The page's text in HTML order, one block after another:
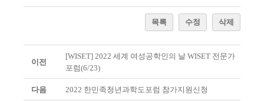
목록 수정 삭제
이전
[WISET] 2022 세계 여성공학인의 날 WISET 전문가
포럼(6/23)
다음 2022 한민족청년과학도포럼 참가지원신청